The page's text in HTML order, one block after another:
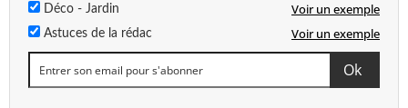
Déco - Jardin Voir un exemple
Astuces de la rédac Voir un exemple